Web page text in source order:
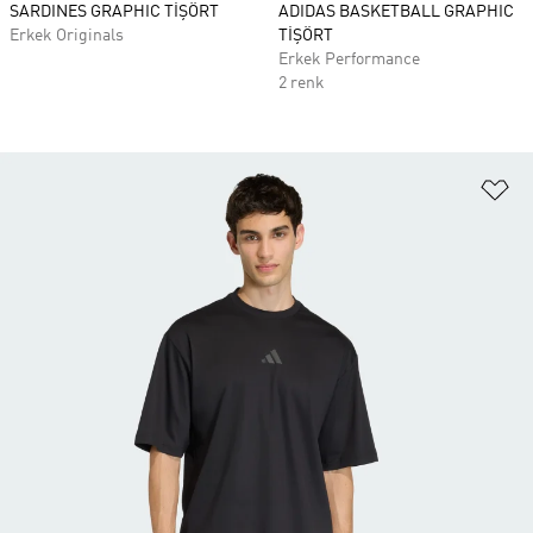
SARDINES GRAPHIC TİŞÖRT
Erkek Originals
ADIDAS BASKETBALL GRAPHIC
TİŞÖRT
Erkek Performance
2 renk